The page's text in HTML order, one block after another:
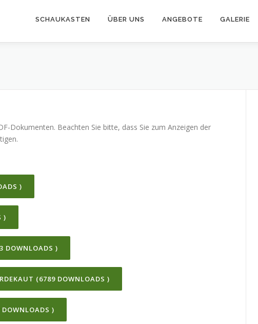
SCHAUKASTEN ÜBER UNS ANGEBOTE GALERIE
Dokumenten. Beachten Sie bitte, dass Sie zum Anzeigen der
)
)
DOWNLOADS )
(6789 DOWNLOADS )
)